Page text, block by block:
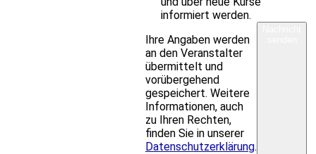
informiert werden.
Ihre Angaben werden
an den Veranstalter
übermittelt und
vorübergehend
gespeichert. Weitere
Informationen, auch
zu Ihren Rechten,
finden Sie in unserer
Datenschutzerklärung.